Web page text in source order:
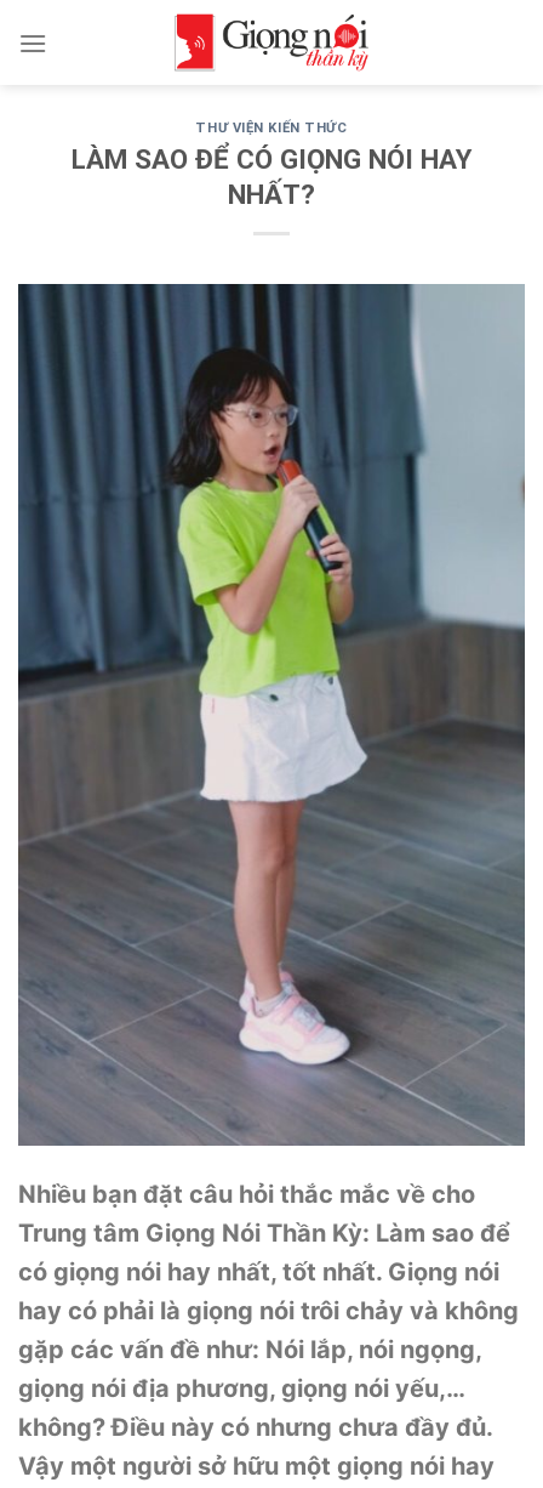
THƯ VIỆN KIẾN THỨC
LÀM SAO ĐỂ CÓ GIỌNG NÓI HAY
NHẤT?
Nhiều bạn đặt câu hỏi thắc mắc về cho
Trung tâm Giọng Nói Thần Kỳ: Làm sao để
có giọng nói hay nhất, tốt nhất. Giọng nói
hay có phải là giọng nói trôi chảy và không
gặp các vấn đề như: Nói lắp, nói ngọng,
giọng nói địa phương, giọng nói yếu,…
không? Điều này có nhưng chưa đầy đủ.
Vậy một người sở hữu một giọng nói hay